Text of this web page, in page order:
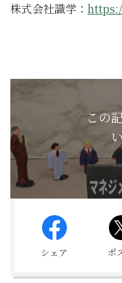
株式会社識学：
この
シェア ポ